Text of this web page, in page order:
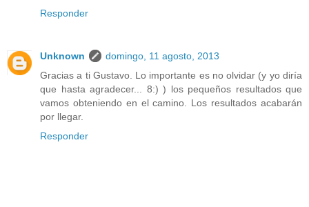
Responder
Unknown
domingo, 11 agosto, 2013
Gracias a ti Gustavo. Lo importante es no olvidar (y yo diría
que hasta agradecer... 8:) ) los pequeños resultados que
vamos obteniendo en el camino. Los resultados acabarán
por llegar.
Responder